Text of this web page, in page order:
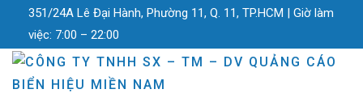
351/24A Lê Đại Hành, Phường 11, Q. 11, TP.HCM | Giờ làm
việc: 7:00 – 22:00